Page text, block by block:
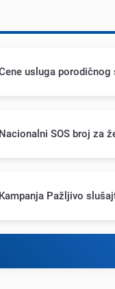
usluga porodičnog
Nacionalni SOS broj za
Kampanja Pažljivo